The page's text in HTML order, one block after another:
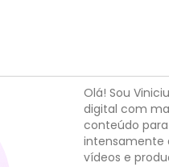
Olá! Sou
digital com
conteúdo
intensamente
vídeos e